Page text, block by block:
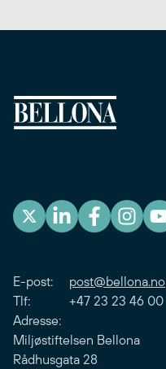
E-post: post@bellona.no
Tlf: +47 23 23 46 00
Adresse:
Miljøstiftelsen Bellona
Rådhusgata 28